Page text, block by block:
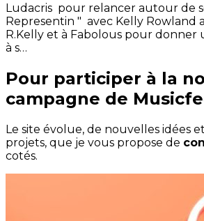
Ludacris pour relancer autour de
Representin " avec Kelly Rowland
R.Kelly et à Fabolous pour donner
à s…
Pour participer à la
campagne de
Le site évolue, de nouvelles idées
projets, que je vous propose de
cotés.